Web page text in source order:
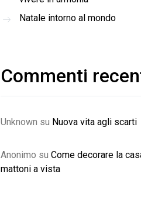
Natale intorno al mondo
Commenti
Unknown su Nuova vita agli scarti
Anonimo su Come decorare la
mattoni a vista